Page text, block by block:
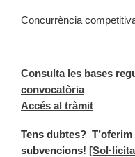
Concurrència
Consulta les bases
convocatòria
Accés al tràmit
Tens dubtes?
subvencions!